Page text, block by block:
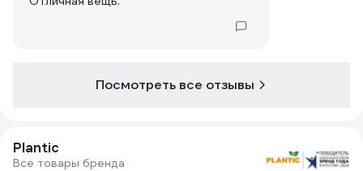
Посмотреть все отзывы
Plantic
Все товары бренда